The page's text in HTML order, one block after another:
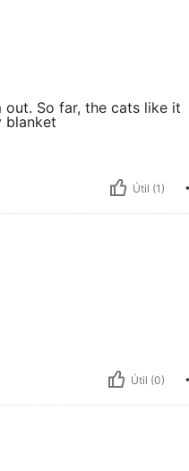
So far, the cats like it
blanket
Útil (1)
Útil (0)